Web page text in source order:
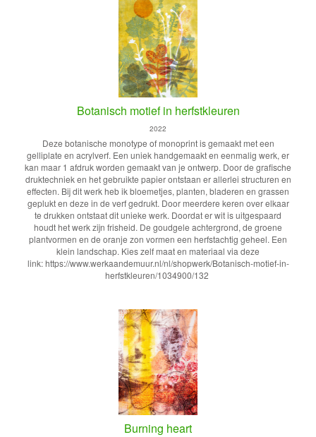
Botanisch motief in herfstkleuren
2022
Deze botanische monotype of monoprint is gemaakt met een
gelliplate en acrylverf. Een uniek handgemaakt en eenmalig werk, er
kan maar 1 afdruk worden gemaakt van je ontwerp. Door de grafische
druktechniek en het gebruikte papier ontstaan er allerlei structuren en
effecten. Bij dit werk heb ik bloemetjes, planten, bladeren en grassen
geplukt en deze in de verf gedrukt. Door meerdere keren over elkaar
te drukken ontstaat dit unieke werk. Doordat er wit is uitgespaard
houdt het werk zijn frisheid. De goudgele achtergrond, de groene
plantvormen en de oranje zon vormen een herfstachtig geheel. Een
klein landschap. Kies zelf maat en materiaal via deze
link: https://www.werkaandemuur.nl/nl/shopwerk/Botanisch-motief-in-
herfstkleuren/1034900/132
Burning heart